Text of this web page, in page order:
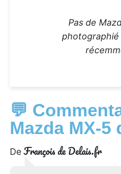
Pas de
photographié
💬
Mazda MX-5
De François de Delais.fr